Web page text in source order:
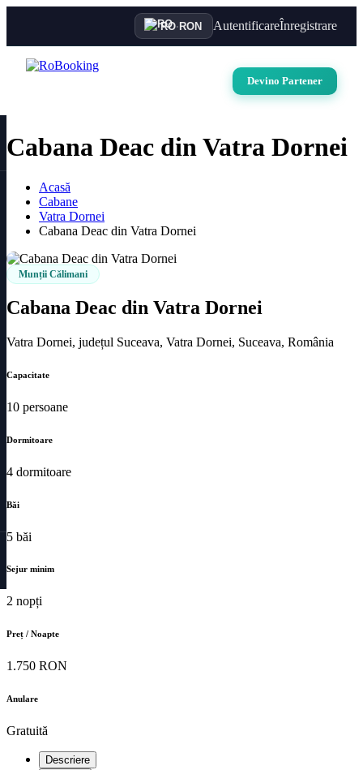
RO·RON AutentificareÎnregistrare
Devino Partener
Cabana Deac din Vatra Dornei
Acasă
Cabane
Vatra Dornei
Cabana Deac din Vatra Dornei
Munții Călimani
Cabana Deac din Vatra Dornei
Vatra Dornei, județul Suceava, Vatra Dornei, Suceava, România
Capacitate
10 persoane
Dormitoare
4 dormitoare
Băi
5 băi
Sejur minim
2 nopți
Preț / Noapte
1.750 RON
Anulare
Gratuită
Descriere